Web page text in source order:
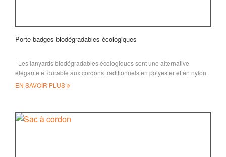
Porte-badges biodégradables écologiques
Les lanyards biodégradables écologiques sont une alternative
élégante et durable aux cordons traditionnels en polyester et en nylon.
EN SAVOIR PLUS